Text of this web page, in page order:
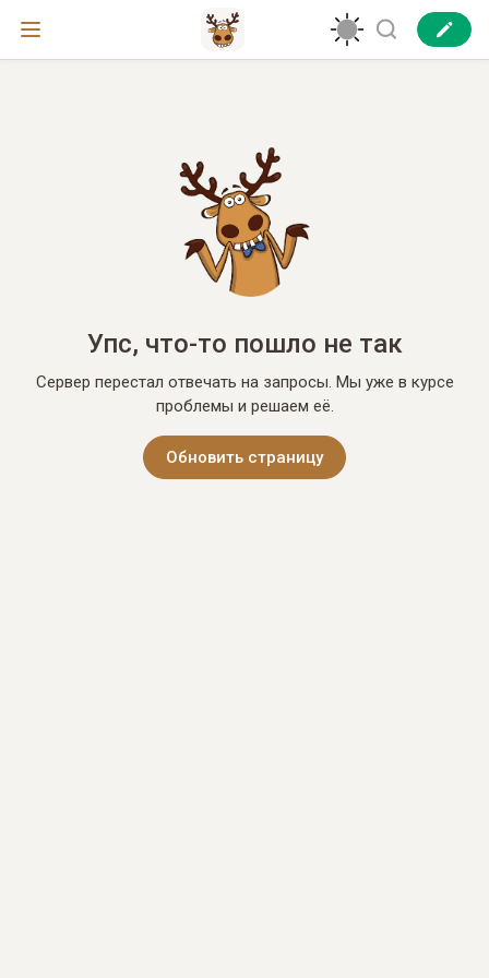
Упс, что-то пошло не так
Сервер перестал отвечать на запросы. Мы уже в курсе
проблемы и решаем её.
Обновить страницу